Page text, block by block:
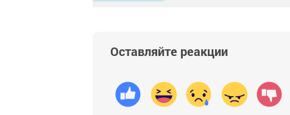
Оставляйте реакции